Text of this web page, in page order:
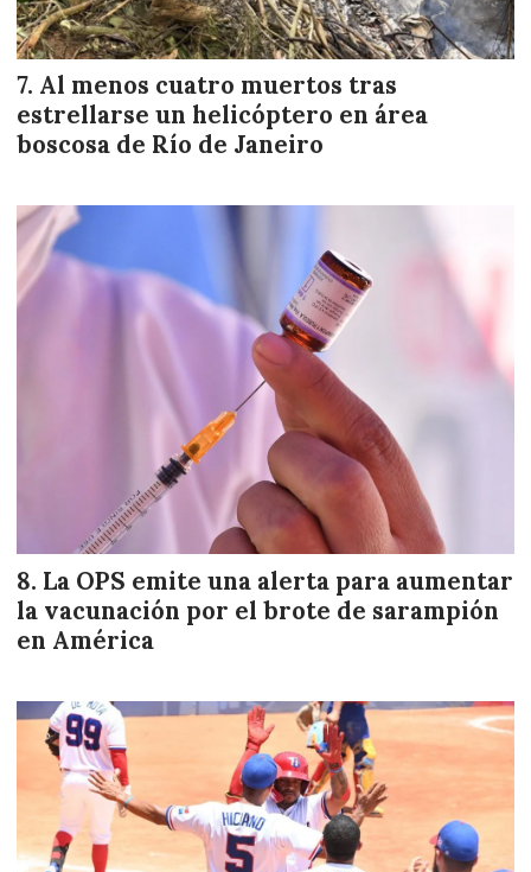
Al menos cuatro muertos tras
estrellarse un helicóptero en área
boscosa de Río de Janeiro
La OPS emite una alerta para aumentar
la vacunación por el brote de sarampión
en América